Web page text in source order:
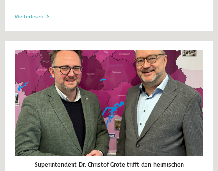
Weiterlesen
Superintendent Dr. Christof Grote trifft den heimischen